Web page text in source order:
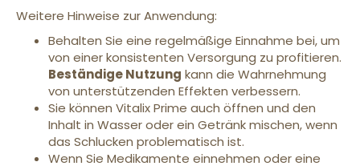
Weitere Hinweise zur Anwendung:
Behalten Sie eine regelmäßige Einnahme bei, um
von einer konsistenten Versorgung zu profitieren.
Beständige Nutzung kann die Wahrnehmung
von unterstützenden Effekten verbessern.
Sie können Vitalix Prime auch öffnen und den
Inhalt in Wasser oder ein Getränk mischen, wenn
das Schlucken problematisch ist.
Wenn Sie Medikamente einnehmen oder eine